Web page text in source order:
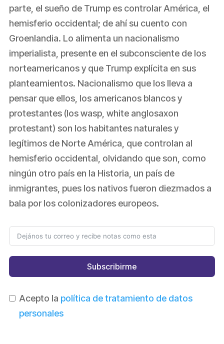
parte, el sueño de Trump es controlar América, el
hemisferio occidental; de ahí su cuento con
Groenlandia. Lo alimenta un nacionalismo
imperialista, presente en el subconsciente de los
norteamericanos y que Trump explícita en sus
planteamientos. Nacionalismo que los lleva a
pensar que ellos, los americanos blancos y
protestantes (los wasp, white anglosaxon
protestant) son los habitantes naturales y
legítimos de Norte América, que controlan al
hemisferio occidental, olvidando que son, como
ningún otro país en la Historia, un país de
inmigrantes, pues los nativos fueron diezmados a
bala por los colonizadores europeos.
Subscribirme
Acepto la política de tratamiento de datos
personales